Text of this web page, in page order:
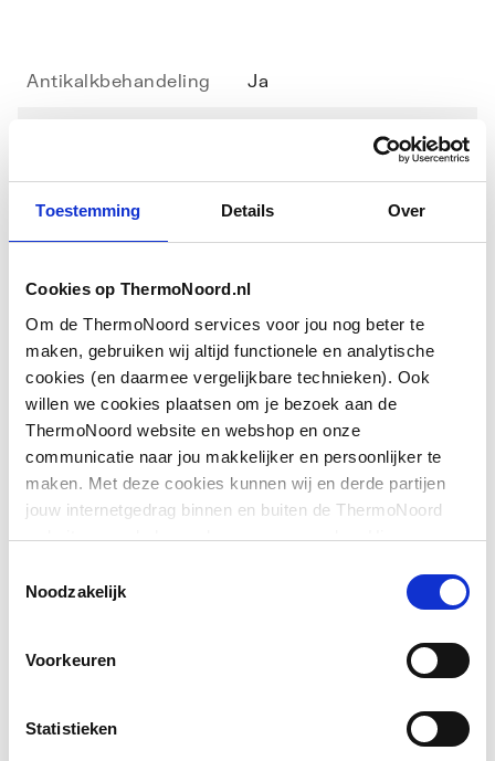
Toestemming Details Over
Cookies op ThermoNoord.nl
Om de ThermoNoord services voor jou nog beter te
maken, gebruiken wij altijd functionele en analytische
cookies (en daarmee vergelijkbare technieken). Ook
willen we cookies plaatsen om je bezoek aan de
ThermoNoord website en webshop en onze
communicatie naar jou makkelijker en persoonlijker te
maken. Met deze cookies kunnen wij en derde partijen
jouw internetgedrag binnen en buiten de ThermoNoord
website en webshop volgen en verzamelen. Hiermee
communicatie aan jouw interesses aan. We slaan je
Noodzakelijk
Voorkeuren
Statistieken
Antikalkbehandeling Ja
Geschikt voor montage
op tegelvloer
Ja
Geschikt voor U-
montage
Ja
Glas-/kunststofdecor Nee
Grootste breedte 955
Hoogte 2000
Kleur profiel
Toon meer
Downloads
Pictogramimage/jpeg,475 KB
Exploded_viewapplication/postscript,35 KB